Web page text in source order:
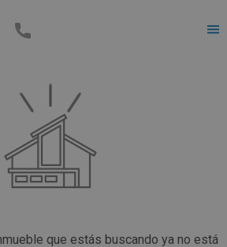
que estás buscando ya no está